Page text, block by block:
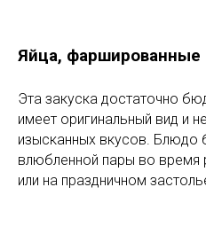
Яйца, фаршированные
Эта закуска достаточно
имеет оригинальный вид и
изысканных вкусов. Блюдо
влюбленной пары во время
или на праздничном